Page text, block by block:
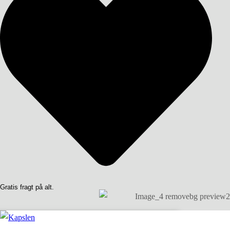
Gratis fragt på alt.